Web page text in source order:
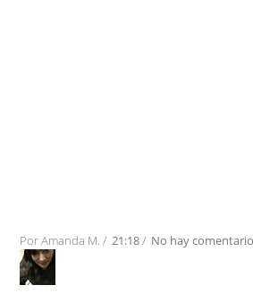
PorAmanda M. /21:18/ No hay